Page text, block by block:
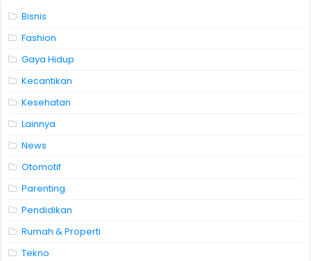
Bisnis
Fashion
Gaya Hidup
Kecantikan
Kesehatan
Lainnya
News
Otomotif
Parenting
Pendidikan
Rumah & Properti
Tekno